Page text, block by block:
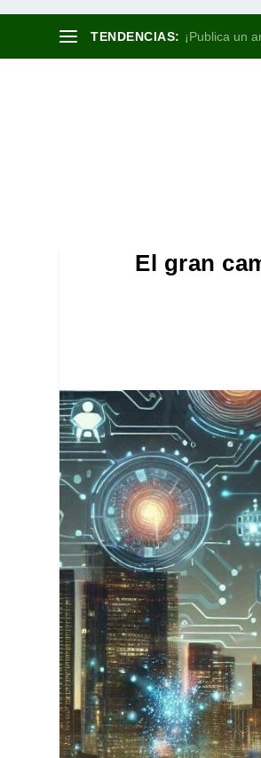
TENDENCIAS: ¡Publica un
El gran